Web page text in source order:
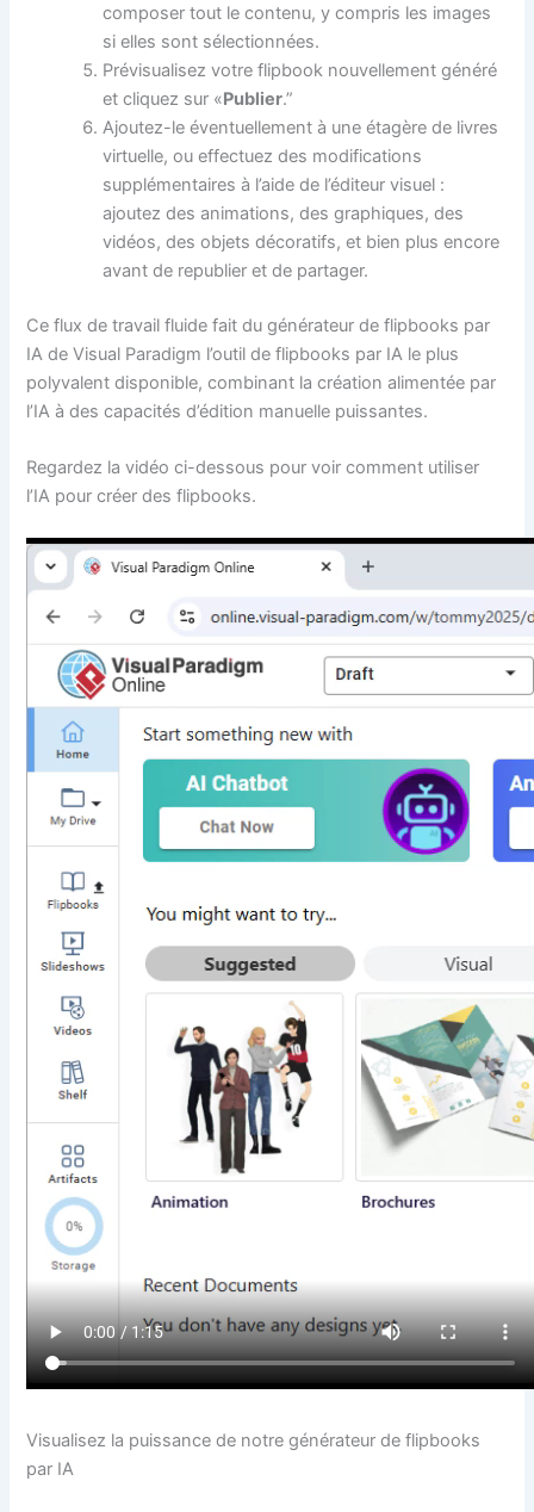
composer tout le contenu, y compris les images
si elles sont sélectionnées.
Prévisualisez votre flipbook nouvellement généré
et cliquez sur «Publier.”
Ajoutez-le éventuellement à une étagère de livres
virtuelle, ou effectuez des modifications
supplémentaires à l’aide de l’éditeur visuel :
ajoutez des animations, des graphiques, des
vidéos, des objets décoratifs, et bien plus encore
avant de republier et de partager.
Ce flux de travail fluide fait du générateur de flipbooks par
IA de Visual Paradigm l’outil de flipbooks par IA le plus
polyvalent disponible, combinant la création alimentée par
l’IA à des capacités d’édition manuelle puissantes.
Regardez la vidéo ci-dessous pour voir comment utiliser
l’IA pour créer des flipbooks.
Visualisez la puissance de notre générateur de flipbooks
par IA